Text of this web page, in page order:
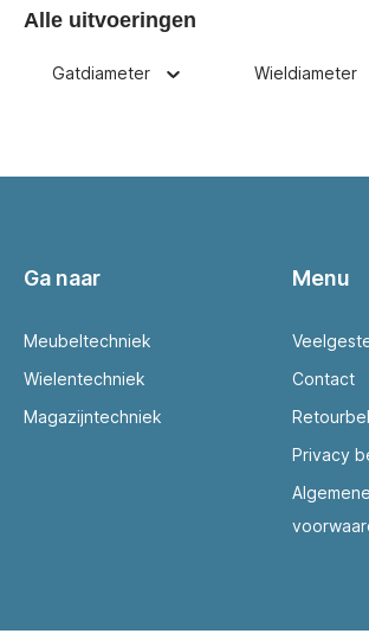
Alle uitvoeringen
Gatdiameter Wieldiameter
Ga naar
Meubeltechniek
Wielentechniek
Magazijntechniek
Menu
Contact
Privacy
Algemene